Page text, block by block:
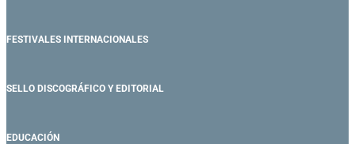
FESTIVALES INTERNACIONALES
SELLO DISCOGRÁFICO Y EDITORIAL
EDUCACIÓN